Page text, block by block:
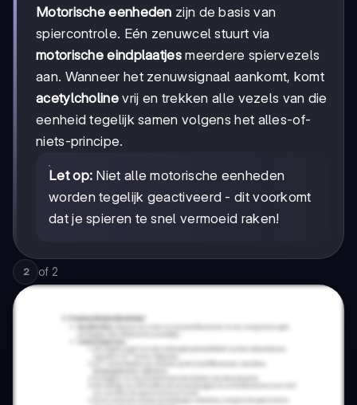
Motorische eenheden zijn de basis van
spiercontrole. Eén zenuwcel stuurt via
motorische eindplaatjesmeerdere spiervezels
aan. Wanneer het zenuwsignaal aankomt, komt
acetylcholinevrij en trekken alle vezels van die
eenheid tegelijk samen volgens het alles-of-
niets-principe.
Let op: Niet alle motorische eenheden
worden tegelijk geactiveerd - dit voorkomt
dat je spieren te snel vermoeid raken!
2 of 2